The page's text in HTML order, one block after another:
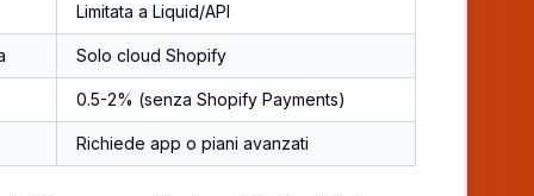
Limitata a Liquid/API
Solo cloud Shopify
0.5-2% (senza Shopify Payments)
Richiede app o piani avanzati